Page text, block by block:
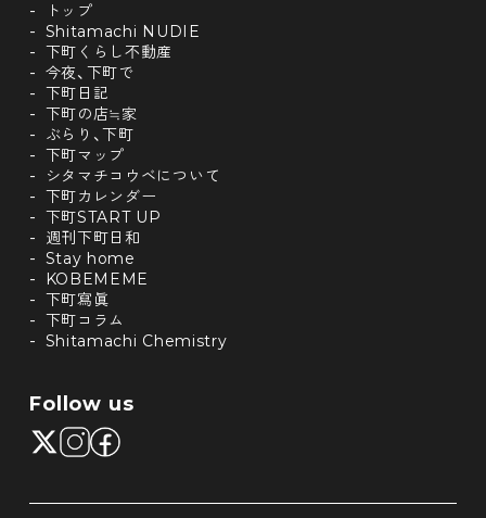
トップ
Shitamachi NUDIE
下町くらし不動産
今夜、下町で
下町日記
下町の店≒家
ぶらり、下町
下町マップ
シタマチコウベについて
下町カレンダー
下町START UP
週刊下町日和
Stay home
KOBEMEME
下町寫眞
下町コラム
Shitamachi Chemistry
Follow us